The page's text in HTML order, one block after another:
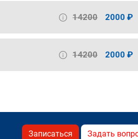
14200 2000 ₽
14200 2000 ₽
Записаться Задать